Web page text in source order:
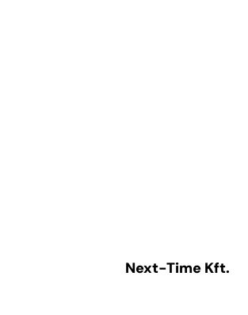
Next-Time Kft.